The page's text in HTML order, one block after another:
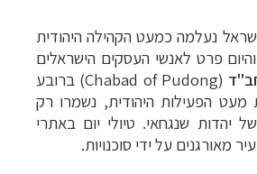
נעלמה כמעט הקהילה היהודית
והיום פרט לאנשי העסקים הישראלים
(
Chabad of Pudong) ברובע
מעט הפעילות היהודית, נשמרו רק
יהדות שנגחאי. טיולי יום באתרי
מאורגנים על ידי סוכנויות.